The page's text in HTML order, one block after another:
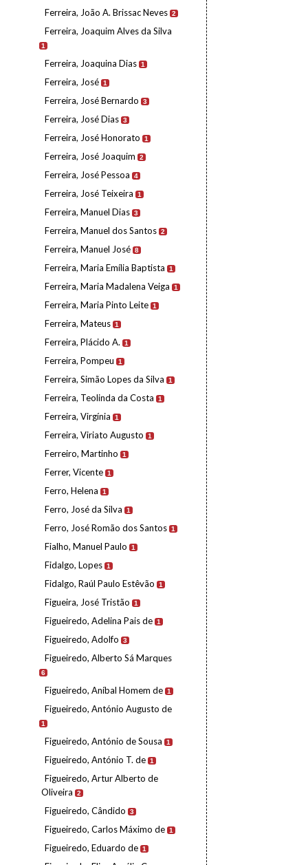
Ferreira, João A. Brissac Neves 2
Ferreira, Joaquim Alves da Silva
1
Ferreira, Joaquina Dias 1
Ferreira, José 1
Ferreira, José Bernardo 3
Ferreira, José Dias 3
Ferreira, José Honorato 1
Ferreira, José Joaquim 2
Ferreira, José Pessoa 4
Ferreira, José Teixeira 1
Ferreira, Manuel Dias 3
Ferreira, Manuel dos Santos 2
Ferreira, Manuel José 8
Ferreira, Maria Emília Baptista 1
Ferreira, Maria Madalena Veiga 1
Ferreira, Maria Pinto Leite 1
Ferreira, Mateus 1
Ferreira, Plácido A. 1
Ferreira, Pompeu 1
Ferreira, Simão Lopes da Silva 1
Ferreira, Teolinda da Costa 1
Ferreira, Virgínia 1
Ferreira, Viriato Augusto 1
Ferreiro, Martinho 1
Ferrer, Vicente 1
Ferro, Helena 1
Ferro, José da Silva 1
Ferro, José Romão dos Santos 1
Fialho, Manuel Paulo 1
Fidalgo, Lopes 1
Fidalgo, Raúl Paulo Estêvão 1
Figueira, José Tristão 1
Figueiredo, Adelina Pais de 1
Figueiredo, Adolfo 3
Figueiredo, Alberto Sá Marques
6
Figueiredo, Aníbal Homem de 1
Figueiredo, António Augusto de
1
Figueiredo, António de Sousa 1
Figueiredo, António T. de 1
Figueiredo, Artur Alberto de
Oliveira
2
Figueiredo, Cândido 3
Figueiredo, Carlos Máximo de 1
Figueiredo, Eduardo de 1